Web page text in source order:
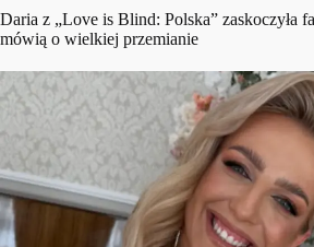
Daria z „Love is Blind: Polska” zaskoczyła
mówią o wielkiej przemianie